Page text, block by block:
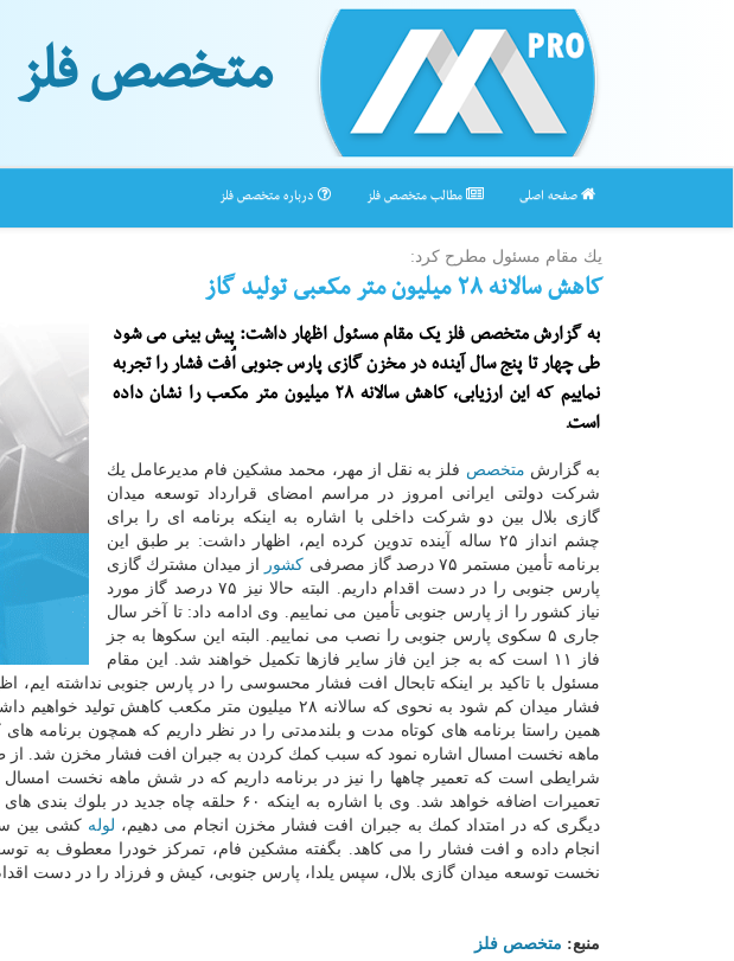
متخصص فلز
صفحه اصلی مطالب متخصص فلز درباره متخصص فلز
یك مقام مسئول مطرح كرد:
كاهش سالانه ۲۸ میلیون متر مكعبی تولید گاز
به گزارش متخصص فلز یك مقام مسئول اظهار داشت: پیش بینی می شود
طی چهار تا پنج سال آینده در مخزن گازی پارس جنوبی اُفت فشار را تجربه
نماییم كه این ارزیابی، كاهش سالانه 28 میلیون متر مكعب را نشان داده
است.
به گزارش متخصص فلز به نقل از مهر، محمد مشكین فام مدیرعامل یك
شركت دولتی ایرانی امروز در مراسم امضای قرارداد توسعه میدان
گازی بلال بین دو شركت داخلی با اشاره به اینكه برنامه ای را برای
چشم انداز ۲۵ ساله آینده تدوین كرده ایم، اظهار داشت: بر طبق این
برنامه تأمین مستمر ۷۵ درصد گاز مصرفی
كشور
از میدان مشترك گازی
پارس جنوبی را در دست اقدام داریم. البته حالا نیز ۷۵ درصد گاز مورد
نیاز كشور را از پارس جنوبی تأمین می نماییم. وی ادامه داد: تا آخر سال
جاری ۵ سكوی پارس جنوبی را نصب می نماییم. البته این سكوها به جز
فاز ۱۱ است كه به جز این فاز سایر فازها تكمیل خواهند شد. این مقام
مسئول با تاكید بر اینكه تابحال افت فشار محسوسی را در پارس جنوبی نداشته
فشار میدان كم شود به نحوی كه سالانه ۲۸ میلیون متر مكعب
شرایطی است كه تعمیر چاهها را نیز در برنامه داریم كه در شش ماهه نخست امسال
تعمیرات اضافه خواهد شد. وی با اشاره به اینكه ۶۰
دیگری كه در امتداد كمك به جبران افت فشار مخزن انجام می دهیم، لوله كشی بین
انجام داده و افت فشار را می كاهد. بگفته مشكین فام، تمركز خودرا معطوف به
نخست توسعه میدان گازی بلال، سپس یلدا، پارس جنوبی، كیش و فرزاد را در دست
منبع: متخصص فلز